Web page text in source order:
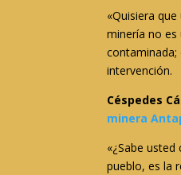
«Quisiera
minería no es
contaminada;
intervención.
Céspedes
minera
«¿Sabe
pueblo, es la